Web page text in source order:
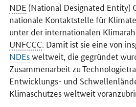
NDE (National Designated Entity)
nationale Kontaktstelle für
unter der internationalen
UNFCCC. Damit ist sie eine von
NDEsweltweit, die gegründet
Zusammenarbeit zu
Entwicklungs- und
Klimaschutzes weltweit